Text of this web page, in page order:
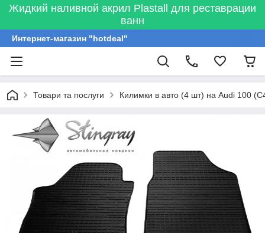
Жидкий наливной акрил Plastall для реставрации
ванн
Интернет-магазин "hotdeal"
Товари та послуги Килимки в авто (4 шт) на Audi 100